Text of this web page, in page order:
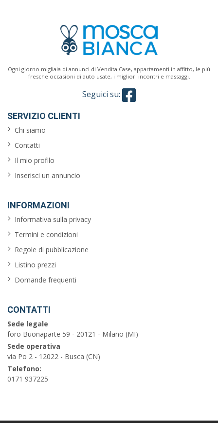
Ogni giorno migliaia di annunci di Vendita Case, appartamenti in affitto, le più
fresche occasioni di auto usate, i migliori incontri e massaggi.
Seguici su:
SERVIZIO CLIENTI
Chi siamo
Contatti
Il mio profilo
Inserisci un annuncio
INFORMAZIONI
Informativa sulla privacy
Termini e condizioni
Regole di pubblicazione
Listino prezzi
Domande frequenti
CONTATTI
Sede legale
foro Buonaparte 59 - 20121 - Milano (MI)
Sede operativa
via Po 2 - 12022 - Busca (CN)
Telefono:
0171 937225